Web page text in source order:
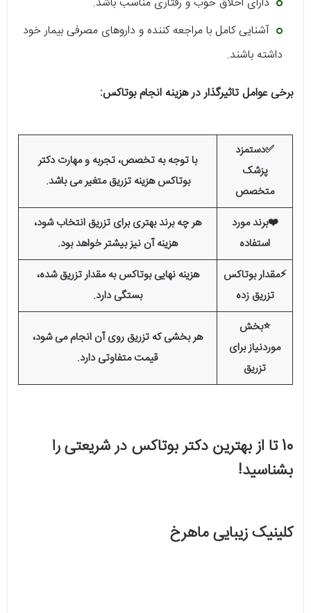
آشنایی کامل با مراجعه کننده و داروهای مصرفی بیمار خود
داشته باشند.
برخی عوامل تاثیرگذار در هزینه انجام بوتاکس:
✅دستمزد
پزشک
متخصص
با توجه به تخصص، تجربه و مهارت دکتر
بوتاکس هزینه تزریق متغیر می باشد.
❤️برند مورد
استفاده
هر چه برند بهتری برای تزریق انتخاب شود،
هزینه آن نیز بیشتر خواهد بود.
⚡مقدار بوتاکس
تزریق زده
هزینه نهایی بوتاکس به مقدار تزریق شده،
بستگی دارد.
⭐️بخش
موردنیاز برای
تزریق
هر بخشی که تزریق روی آن انجام می شود،
قیمت متفاوتی دارد.
10 تا از بهترین دکتر بوتاکس در شریعتی را
بشناسید!
کلینیک زیبایی ماهرخ